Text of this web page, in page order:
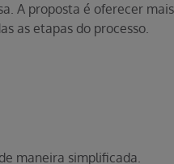
A proposta é oferecer
as etapas do processo.
maneira simplificada.